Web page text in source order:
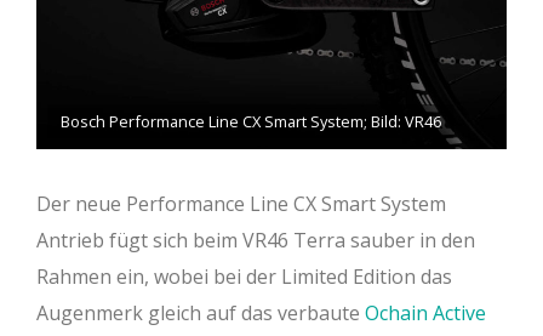
Bosch Performance Line CX Smart System; Bild: VR46
Der neue Performance Line CX Smart System
Antrieb fügt sich beim VR46 Terra sauber in den
Rahmen ein, wobei bei der Limited Edition das
Augenmerk gleich auf das verbaute Ochain Active